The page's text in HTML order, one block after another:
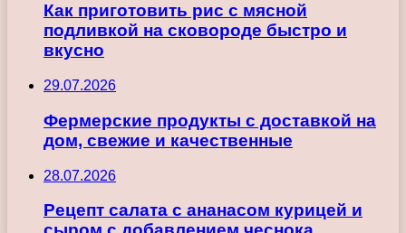
Как приготовить рис с мясной
подливкой на сковороде быстро и
вкусно
29.07.2026
Фермерские продукты с доставкой на
дом, свежие и качественные
28.07.2026
Рецепт салата с ананасом курицей и